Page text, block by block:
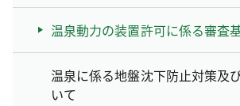
温泉動力の装置許可に係る審査
温泉に係る地盤沈下防止対策及
いて